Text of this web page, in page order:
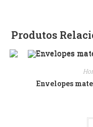
Produtos
Envelopes